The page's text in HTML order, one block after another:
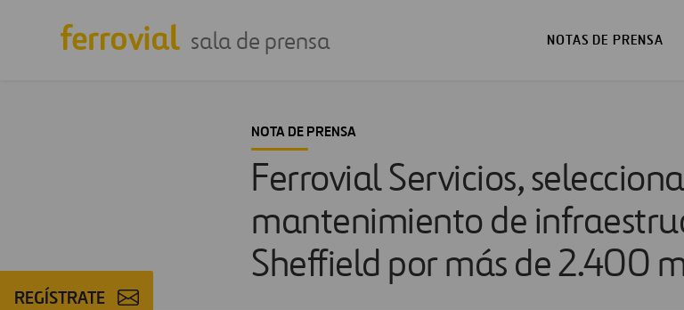
sala de prensa NOTAS DE PRENSA
REGÍSTRATE
NOTA DE PRENSA
Ferrovial Servicios,
mantenimiento de
Sheffield por más de 2.400